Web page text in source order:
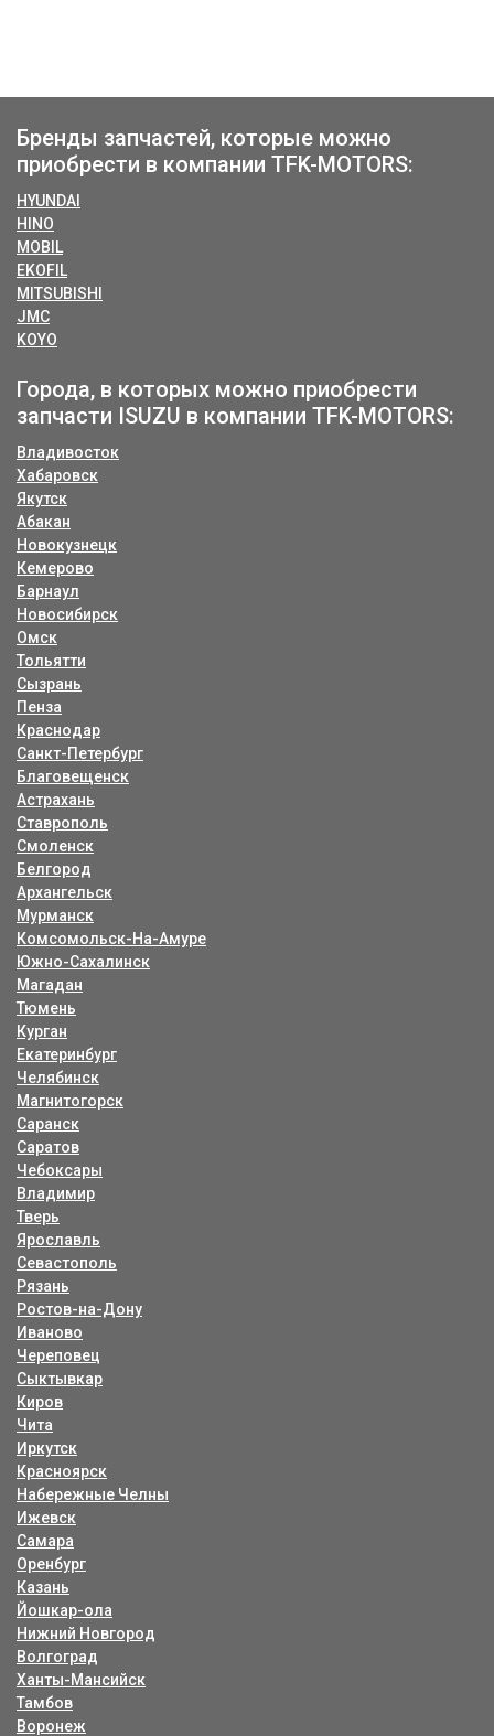
Бренды запчастей, которые можно
приобрести в компании TFK-MOTORS:
HYUNDAI
HINO
MOBIL
EKOFIL
MITSUBISHI
JMC
KOYO
Города, в которых можно приобрести
запчасти ISUZU в компании TFK-MOTORS:
Владивосток
Хабаровск
Якутск
Абакан
Новокузнецк
Кемерово
Барнаул
Новосибирск
Омск
Тольятти
Сызрань
Пенза
Краснодар
Санкт-Петербург
Благовещенск
Астрахань
Ставрополь
Смоленск
Белгород
Архангельск
Мурманск
Комсомольск-На-Амуре
Южно-Сахалинск
Магадан
Тюмень
Курган
Екатеринбург
Челябинск
Магнитогорск
Саранск
Саратов
Чебоксары
Владимир
Тверь
Ярославль
Севастополь
Рязань
Ростов-на-Дону
Иваново
Череповец
Сыктывкар
Киров
Чита
Иркутск
Красноярск
Набережные Челны
Ижевск
Самара
Оренбург
Казань
Йошкар-ола
Нижний Новгород
Волгоград
Ханты-Мансийск
Тамбов
Воронеж